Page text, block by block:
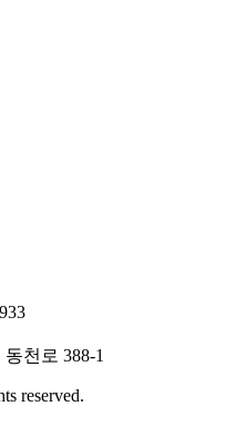
천로 388-1
reserved.